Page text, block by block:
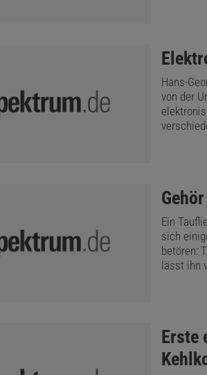
:
Hans-
von der
:
Ein
sich
betören:
lässt ihn
:
Erste